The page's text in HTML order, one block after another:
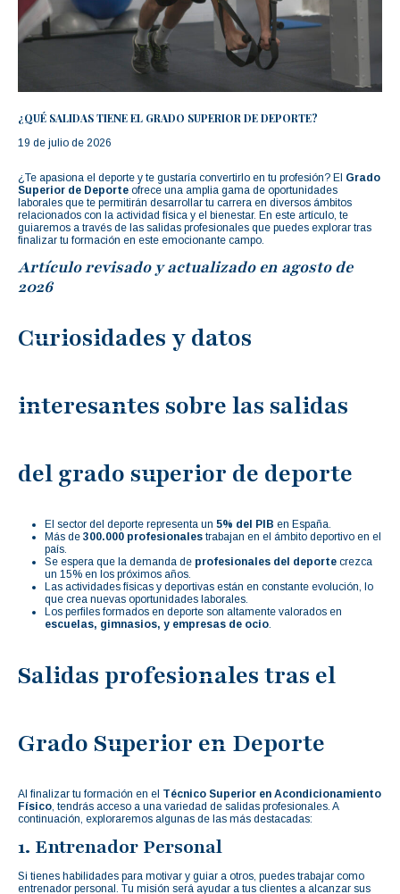
¿QUÉ SALIDAS TIENE EL GRADO SUPERIOR DE DEPORTE?
19 de julio de 2026
¿Te apasiona el deporte y te gustaría convertirlo en tu profesión? El Grado
Superior de Deporte ofrece una amplia gama de oportunidades
laborales que te permitirán desarrollar tu carrera en diversos ámbitos
relacionados con la actividad física y el bienestar. En este artículo, te
guiaremos a través de las salidas profesionales que puedes explorar tras
finalizar tu formación en este emocionante campo.
Artículo revisado y actualizado en agosto de
2026
Curiosidades y datos
interesantes sobre las salidas
del grado superior de deporte
El sector del deporte representa un 5% del PIB en España.
Más de 300.000 profesionales trabajan en el ámbito deportivo en el
país.
Se espera que la demanda de profesionales del deporte crezca
un 15% en los próximos años.
Las actividades físicas y deportivas están en constante evolución, lo
que crea nuevas oportunidades laborales.
Los perfiles formados en deporte son altamente valorados en
escuelas, gimnasios, y empresas de ocio.
Salidas profesionales tras el
Grado Superior en Deporte
Al finalizar tu formación en el Técnico Superior en Acondicionamiento
Físico, tendrás acceso a una variedad de salidas profesionales. A
continuación, exploraremos algunas de las más destacadas:
1. Entrenador Personal
Si tienes habilidades para motivar y guiar a otros, puedes trabajar como
entrenador personal. Tu misión será ayudar a tus clientes a alcanzar sus